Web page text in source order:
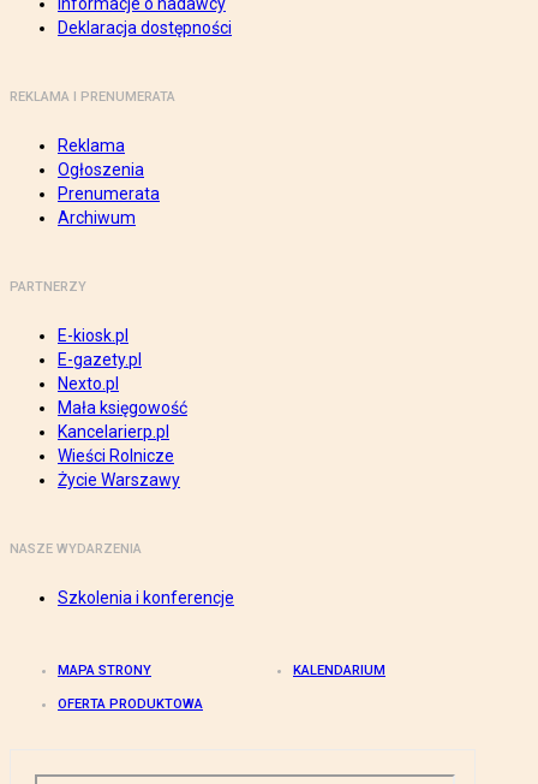
Deklaracja dostępności
REKLAMA I PRENUMERATA
Reklama
Ogłoszenia
Prenumerata
Archiwum
PARTNERZY
E-kiosk.pl
E-gazety.pl
Nexto.pl
Mała księgowość
Kancelarierp.pl
Wieści Rolnicze
Życie Warszawy
NASZE WYDARZENIA
Szkolenia i konferencje
MAPA STRONY KALENDARIUM
OFERTA PRODUKTOWA